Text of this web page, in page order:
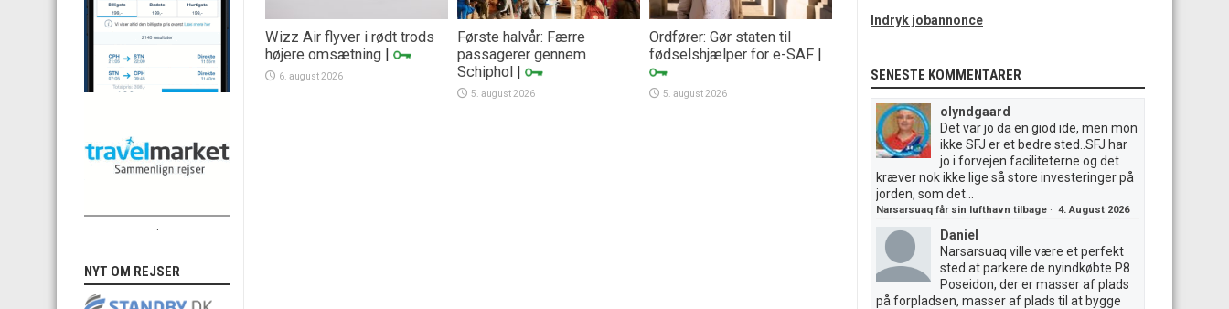
Wizz Air flyver i rødt trods
højere omsætning |
6. august 2026
Første halvår: Færre
passagerer gennem
Schiphol |
5. august 2026
Ordfører: Gør staten til
fødselshjælper for e-SAF |
5. august 2026
NYT OM REJSER
Indryk jobannonce
SENESTE KOMMENTARER
olyndgaard
Det var jo da en giod ide, men mon
ikke SFJ er et bedre sted..SFJ har
jo i forvejen faciliteterne og det
kræver nok ikke lige så store investeringer på
jorden, som det...
Narsarsuaq får sin lufthavn tilbage · 4. August 2026
Daniel
Narsarsuaq ville være et perfekt
sted at parkere de nyindkøbte P8
Poseidon, der er masser af plads
på forpladsen, masser af plads til at bygge